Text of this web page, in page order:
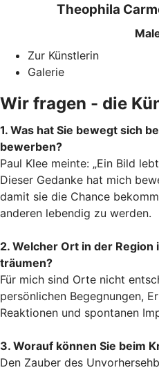
Theophila
Zur Künstlerin
Galerie
Wir fragen - die
1. Was hat Sie bewegt sich
bewerben?
Paul Klee meinte: „Ein Bild
Dieser Gedanke hat mich
damit sie die Chance
anderen lebendig zu werden.
2. Welcher Ort in der
träumen?
Für mich sind Orte nicht
persönlichen Begegnungen,
Reaktionen und spontanen
3. Worauf können Sie beim
Den Zauber des